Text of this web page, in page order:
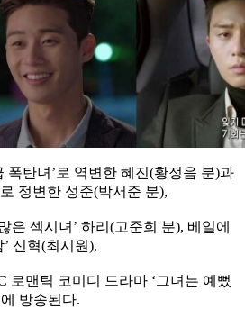
폭탄녀’로 역변한 혜진(황정음 분)과
정변한 성준(박서준 분),
은 섹시녀’ 하리(고준희 분), 베일에
신혁(최시원),
로맨틱 코미디 드라마 ‘그녀는 예뻤
방송된다.